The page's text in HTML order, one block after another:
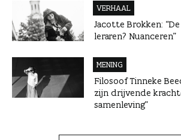
VERHAAL
Jacotte Brokken:
leraren? Nuanceren”
MENING
Filosoof Tinneke
zijn drijvende
samenleving”